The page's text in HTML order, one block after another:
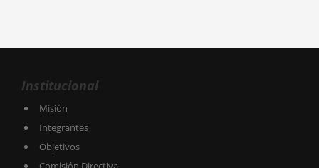
Institucional
Misión
Integrantes
Objetivos